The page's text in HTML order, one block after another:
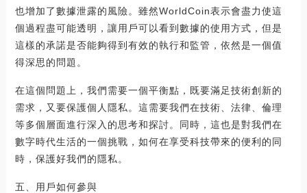
也增加了數據泄露的風險。雖然WorldCoin表示會盡力使這
個過程盡可能透明，讓用戶可以看到數據的使用方式，但是
這樣的承諾是否能夠得到有效的執行和監管，依然是一個值
得深思的問題。
在這個問題上，我們需要一個平衡點，既要滿足技術創新的
需求，又要保護個人隱私。這需要我們在技術、法律、倫理
等多個層面進行深入的思考和探討。同時，這也是對我們在
數字時代生活的一個挑戰，如何在享受科技帶來的便利的同
時，保護好我們的隱私。
五、用戶如何參與